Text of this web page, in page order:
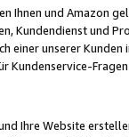
Ihnen und Amazon
Kundendienst und
unserer Kunden
Ihre Website